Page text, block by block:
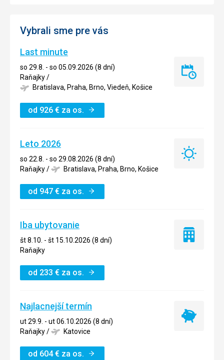
Vybrali sme pre vás
Last minute
so 29.8. - so 05.09.2026 (8 dní)
Raňajky/
Bratislava, Praha, Brno, Viedeň, Košice
od 926 € za os.
Last
Leto 2026
so 22.8. - so 29.08.2026 (8 dní)
Raňajky/ Bratislava, Praha, Brno, Košice
od 947 € za os.
Leto
Iba ubytovanie
št 8.10. - št 15.10.2026 (8 dní)
Raňajky
od 233 € za os.
Iba
Najlacnejší termín
ut 29.9. - ut 06.10.2026 (8 dní)
Raňajky/ Katovice
od 604€ za os.
Najlacnejší